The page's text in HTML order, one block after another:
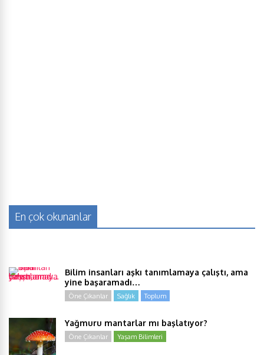
En çok okunanlar
Bilim insanları aşkı tanımlamaya çalıştı, ama
yine başaramadı…
Öne Çıkanlar Sağlık Toplum
Yağmuru mantarlar mı başlatıyor?
Öne Çıkanlar Yaşam Bilimleri